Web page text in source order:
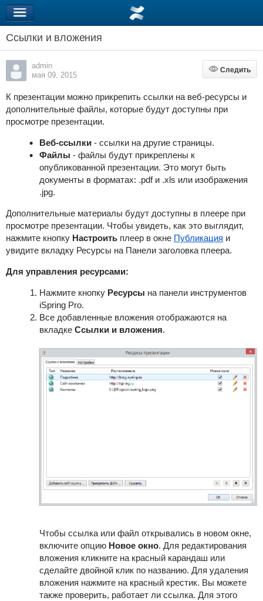
Ссылки и вложения
admin
мая 09, 2015
Следить
Следить
К презентации можно прикрепить ссылки на веб-ресурсы и
дополнительные файлы, которые будут доступны при
просмотре презентации.
Веб-ссылки- ссылки на другие страницы.
Файлы - файлы будут прикреплены к
опубликованной презентации. Это могут быть
документы в форматах: .pdf и .xls или изображения
.jpg.
Дополнительные материалы будут доступны в плеере при
просмотре презентации. Чтобы увидеть, как это выглядит,
нажмите кнопку Настроитьплеер в окне Публикация и
увидите вкладку Ресурсы на Панели заголовка плеера.
Для управления ресурсами:
Нажмите кнопку Ресурсы на панели инструментов
iSpring Pro.
Все добавленные вложения отображаются на
вкладке Ссылки и вложения.
Чтобы ссылка или файл открывались в новом окне,
включите опцию Новое окно. Для редактирования
вложения кликните на красный карандаш или
сделайте двойной клик по названию. Для удаления
вложения нажмите на красный крестик. Вы можете
также проверить, работает ли ссылка. Для этого